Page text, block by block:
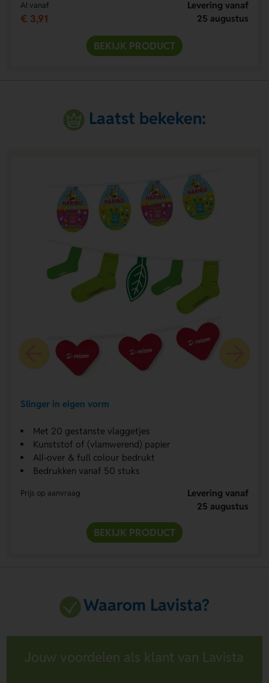
Al vanaf
€ 3,91
Levering vanaf
25 augustus
BEKIJK PRODUCT
Laatst bekeken:
Slinger in eigen vorm
Met 20 gestanste vlaggetjes
Kunststof of (vlamwerend) papier
All-over & full colour bedrukt
Bedrukken vanaf 50 stuks
Prijs op aanvraag
Levering vanaf
25 augustus
BEKIJK PRODUCT
Waarom Lavista?
Jouw voordelen als klant van Lavista